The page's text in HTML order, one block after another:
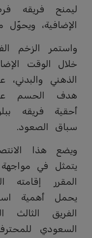
ليمنح فريقه
الإضافية، ويحوّل
واستمر الزخم
خلال الوقت
الذهني
أحقية فريقه
سباق الصعود.
ويضع هذا
يتمثل في
المقرر
يحمل أهمية
الفريق
السعودي